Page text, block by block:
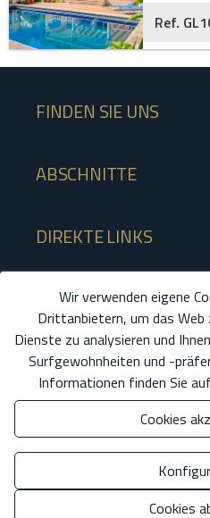
Ref.
FINDEN SIE UNS
ABSCHNITTE
DIREKTE LINKS
Wir verwenden eigene
Drittanbietern, um das Web
Dienste zu analysieren und
Surfgewohnheiten und -
Informationen finden Sie
Cookies
Cookies